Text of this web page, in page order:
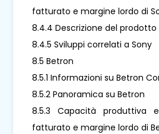
fatturato e margine lordo di
8.4.4 Descrizione del prodotto
8.4.5 Sviluppi correlati a Sony
8.5 Betron
8.5.1 Informazioni su Betron
8.5.2 Panoramica su Betron
8.5.3 Capacità produttiva
fatturato e margine lordo di